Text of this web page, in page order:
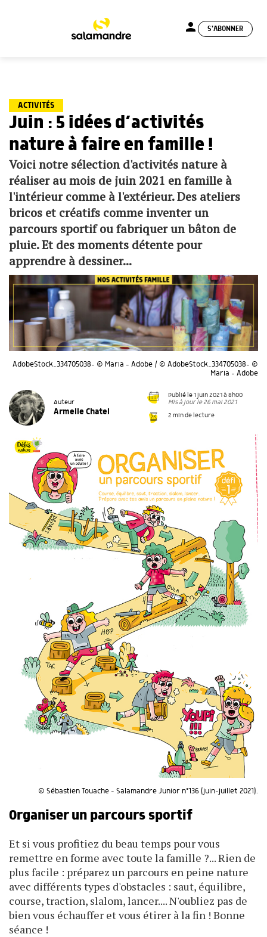
person S'ABONNER
ACTIVITÉS
Juin : 5 idées d’activités
nature à faire en famille !
Voici notre sélection d'activités nature à
réaliser au mois de juin 2021 en famille à
l'intérieur comme à l'extérieur. Des ateliers
bricos et créatifs comme inventer un
parcours sportif ou fabriquer un bâton de
pluie. Et des moments détente pour
apprendre à dessiner...
AdobeStock_334705038- © Maria - Adobe / © AdobeStock_334705038- ©
Maria - Adobe
Auteur
Armelle Chatel
Publié le 1 juin 2021 à 8h00
Mis à jour le 26 mai 2021
2 min de lecture
© Sébastien Touache - Salamandre Junior n°136 (juin-juillet 2021).
Organiser un parcours sportif
Et si vous profitiez du beau temps pour vous
remettre en forme avec toute la famille ?... Rien de
plus facile : préparez un parcours en peine nature
avec différents types d'obstacles : saut, équilibre,
course, traction, slalom, lancer.... N'oubliez pas de
bien vous échauffer et vous étirer à la fin ! Bonne
séance !